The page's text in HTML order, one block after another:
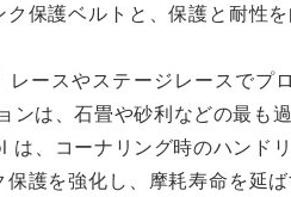
保護ベルトと、保護と耐性
ースやステージレースでプ
ンは、石畳や砂利などの最も
、コーナリング時のハンド
護を強化し、摩耗寿命を延